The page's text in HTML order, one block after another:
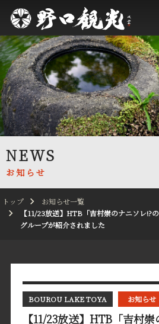
NEWS
お知らせ
トップ
お知らせ一覧
【11/23放送】HTB「吉村崇のナニソレ!?
グループが紹介されました
BOUROU LAKE TOYA お知らせ
【11/23放送】HTB「吉村